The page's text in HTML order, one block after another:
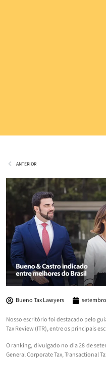
ANTERIOR
Bueno Tax Lawyers
Nosso escritório foi destacado pelo
Tax Review (ITR), entre os principais
O ranking, divulgado no dia 28 de
General Corporate Tax, Transactional